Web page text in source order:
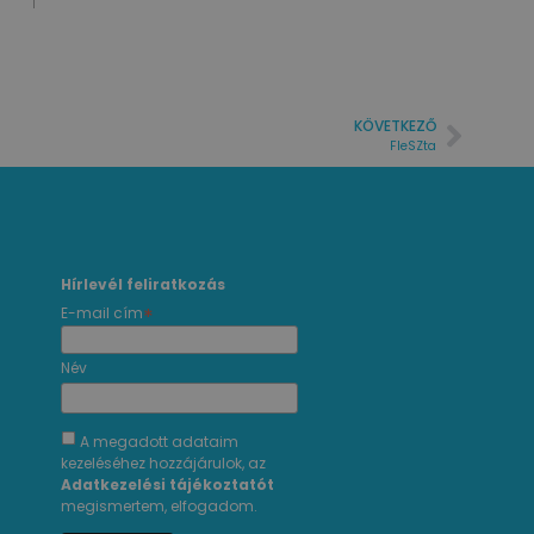
KÖVETKEZŐ
FIeSZta
Hírlevél feliratkozás
E-mail cím*
Név
A megadott adataim
kezeléséhez hozzájárulok, az
Adatkezelési tájékoztatót
megismertem, elfogadom.